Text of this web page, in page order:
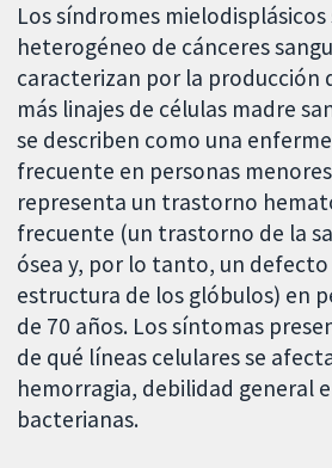
Los síndromes
heterogéneo de cánceres
caracterizan por la producción
más linajes de células madre
se describen como una
frecuente en personas
representa un trastorno
frecuente (un trastorno de la
ósea y, por lo tanto, un
estructura de los glóbulos) en
de 70 años. Los síntomas
de qué líneas celulares se
hemorragia, debilidad general
bacterianas.